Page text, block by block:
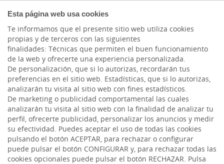
Esta página web usa cookies
Te informamos que el presente sitio web utiliza cookies
propias y de terceros con las siguientes
finalidades: Técnicas que permiten el buen funcionamiento
de la web y ofrecerte una experiencia personalizada.
De personalización, que si lo autorizas, recordarán tus
preferencias en el sitio web. Estadísticas, que si lo autorizas,
analizarán tu visita al sitio web con fines estadísticos.
De marketing o publicidad comportamental las cuales
analizarán tu visita al sitio web con la finalidad de analizar tu
perfil, ofrecerte publicidad, personalizar los anuncios y medir
su efectividad. Puedes aceptar el uso de todas las cookies
pulsando el botón ACEPTAR, para rechazar o configurar
puede pulsar el botón CONFIGURAR y, para rechazar todas las
cookies opcionales puede pulsar el botón RECHAZAR. Pulsa
Actualidad
Firma de convenio entre
la Fundación Cajasiete-
Pedro Modesto Campos
y Cruz Roja Española